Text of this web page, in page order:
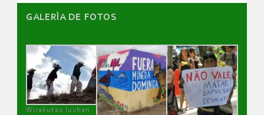
GALERÌA DE FOTOS
Wirakutas luchan